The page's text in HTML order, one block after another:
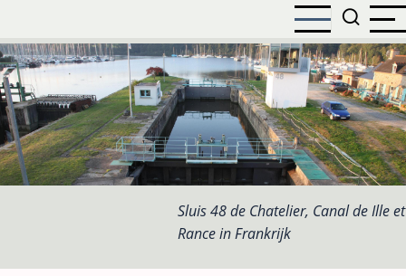
naar
de
inhoud
gaan
Sluis 48 de Chatelier, Canal de Ille et
Rance in Frankrijk